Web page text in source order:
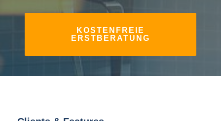
KOSTENFREIE
ERSTBERATUNG